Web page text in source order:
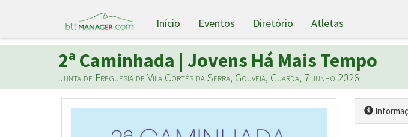
Início Eventos Diretório Atletas
2ª Caminhada | Jovens Há Mais Tempo
Junta de Freguesia de Vila Cortês da Serra, Gouveia, Guarda, 7 junho 2026